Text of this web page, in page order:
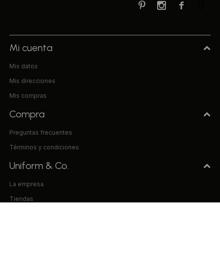

 
Mi cuenta
Mis datos
Mis direcciones
Mis compras
Compra
Preguntas frecuentes
Términos y condiciones
Uniform & Co.
La empresa
Tiendas